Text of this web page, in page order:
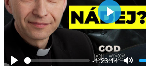
-1:23:14
Play